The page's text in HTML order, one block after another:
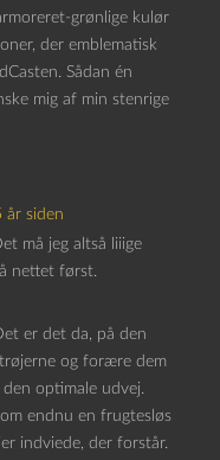
grønlige kulør
der emblematisk
Sådan én
mig af min stenrige
år siden
må jeg altså liiige
nettet først.
er det da, på den
og forære dem
optimale udvej.
endnu en frugtesløs
indviede, der forstår.